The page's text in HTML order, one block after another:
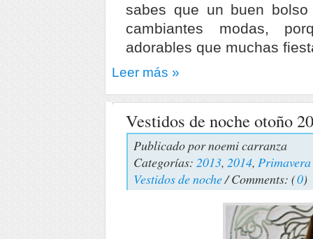
sabes que un buen
cambiantes modas,
adorables que muchas
Leer más »
Vestidos de noche otoño
Publicado pornoemi carranza
Categorías: 2013, 2014,
Vestidos de noche/ Comments: (0)